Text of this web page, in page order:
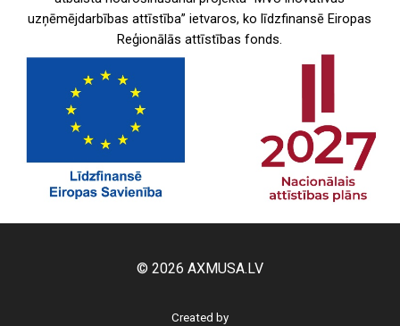
uzņēmējdarbības attīstība” ietvaros, ko līdzfinansē Eiropas
Reģionālās attīstības fonds.
© 2026 AXMUSA.LV
Created by